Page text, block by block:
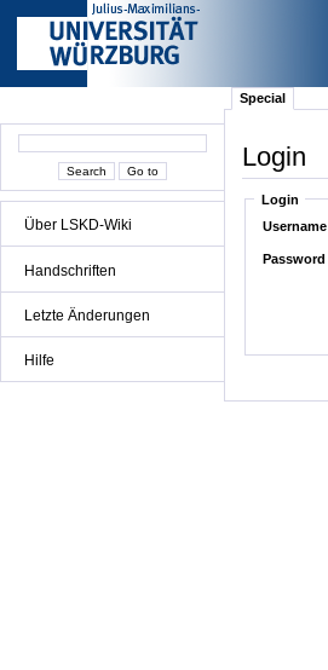
Über LSKD-Wiki
Handschriften
Letzte Änderungen
Hilfe
Special
Login
Login
Username
Password